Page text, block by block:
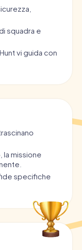
squadra e
vi guida con
la missione
specifiche